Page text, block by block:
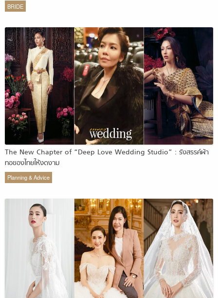
BRIDE
The New Chapter of “Deep Love Wedding Studio” : รังสรรค์ผ้า
ทอของไทยให้งดงาม
Planning & Advice